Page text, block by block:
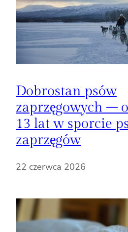
Dobrostan psów
zaprzęgowych –
13 lat w sporcie
zaprzęgów
22 czerwca 2026